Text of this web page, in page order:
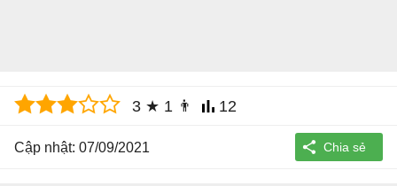
3 ★ 1 👨 12
Cập nhật: 07/09/2021